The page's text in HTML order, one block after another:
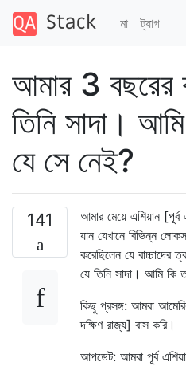
মা ট্যাগ
আমার 3 বছরের
তিনি সাদা।
যে সে নেই?
141
আমার মেয়ে এশিয়ান [পূর্ব
যান যেখানে বিভিন্ন
করেছিলেন যে বাচ্চাদের
যে তিনি সাদা। আমি কি
কিছু প্রসঙ্গ: আমরা
দক্ষিণ রাজ্য] বাস করি।
আপডেট: আমরা পূর্ব